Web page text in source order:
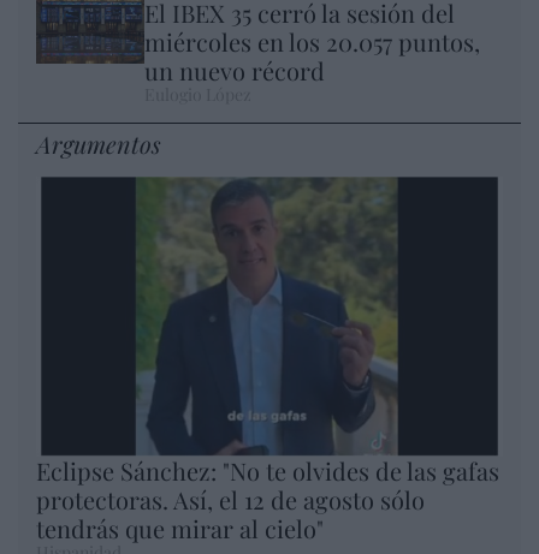
El IBEX 35 cerró la sesión del
miércoles en los 20.057 puntos,
un nuevo récord
Argumentos
Eclipse Sánchez: "No te olvides de las gafas
protectoras. Así, el 12 de agosto sólo
tendrás que mirar al cielo"